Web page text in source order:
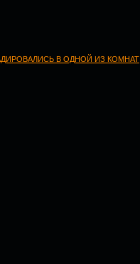
В ОДНОЙ ИЗ КОМНАТ